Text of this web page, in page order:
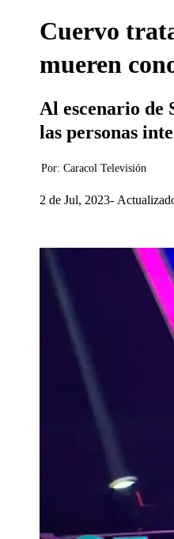
Cuervo
mueren
Al escenario de
las personas
Por: Caracol Televisión
2 de Jul, 2023